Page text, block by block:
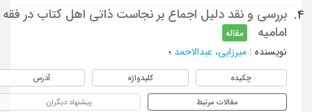
4.
بررسی و نقد دلیل اجماع بر نجاست ذاتی اهل کتاب در فقه
امامیه
مقاله
نویسنده: میرزایی، عبدالاحمد؛
چکیده کلیدواژه آدرس
مقالات مرتبط پیشنهاد دیگران